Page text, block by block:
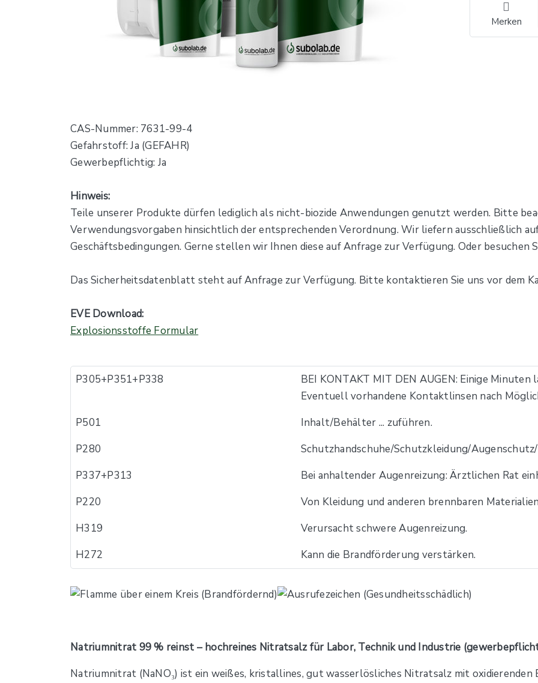
Merken
CAS-Nummer: 7631-99-4
Gefahrstoff: Ja (GEFAHR)
Gewerbepflichtig: Ja
Hinweis:
Teile unserer Produkte dürfen lediglich als nicht-biozide Anwendungen genutzt werden. Bitte
Verwendungsvorgaben hinsichtlich der entsprechenden Verordnung. Wir liefern ausschließlich
Geschäftsbedingungen. Gerne stellen wir Ihnen diese auf Anfrage zur Verfügung. Oder besuchen
Das Sicherheitsdatenblatt steht auf Anfrage zur Verfügung. Bitte kontaktieren Sie uns vor dem
EVE Download:
Explosionsstoffe Formular
P305+P351+P338
BEI KONTAKT MIT DEN AUGEN: Einige
Eventuell vorhandene Kontaktlinsen nach
P501
Inhalt/Behälter ... zuführen.
P280
Schutzhandschuhe/Schutzkleidung/
P337+P313
Bei anhaltender Augenreizung: Ärztlichen Rat
P220
Von Kleidung und anderen brennbaren
H319
Verursacht schwere Augenreizung.
H272
Kann die Brandförderung verstärken.
Natriumnitrat 99 % reinst – hochreines Nitratsalz für Labor, Technik und Industrie
Natriumnitrat (NaNO₃) ist ein weißes, kristallines, gut wasserlösliches Nitratsalz mit